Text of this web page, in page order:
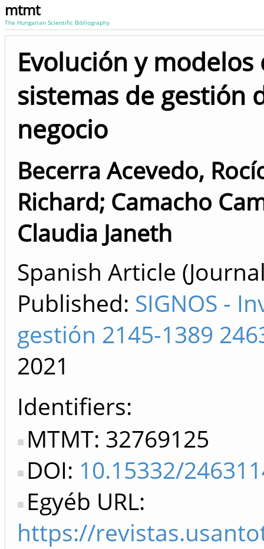
mtmt
The Hungarian Scientific Bibliography
Evolución y
sistemas de gestión
negocio
Becerra Acevedo,
Richard; Camacho
Claudia Janeth
Spanish Article
Published: SIGNOS -
gestión 2145-1389
2021
Identifiers
MTMT: 32769125
DOI: 10.15332/
Egyéb URL:
https://